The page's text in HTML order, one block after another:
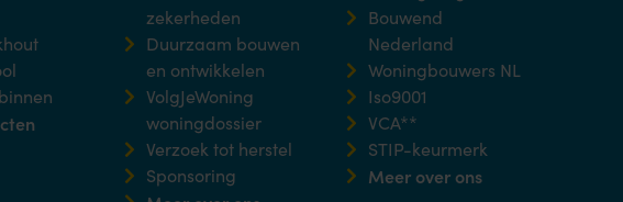
zekerheden
Duurzaam bouwen
en ontwikkelen
VolgJeWoning
woningdossier
Verzoek tot herstel
Sponsoring
Bouwend
Nederland
Woningbouwers NL
Iso9001
VCA**
STIP-keurmerk
Meer over ons